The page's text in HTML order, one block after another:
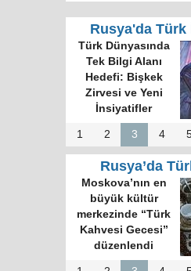
Rusya'da Türk
Türk Dünyasında
Tek Bilgi Alanı
Hedefi: Bişkek
Zirvesi ve Yeni
İnsiyatifler
1 2 3 4
Rusya’da
Moskova’nın en
büyük kültür
merkezinde “Türk
Kahvesi Gecesi”
düzenlendi